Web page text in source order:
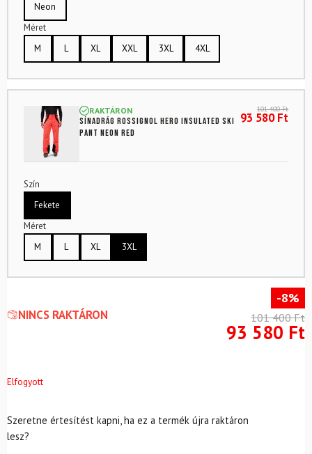
Neon
Méret
M
L XL XXL 3XL 4XL
RAKTÁRON
Sínadrág ROSSIGNOL Hero Insulated Ski
Pant Neon Red
101 400Ft
93 580Ft
Szín
Fekete
Méret
M
L XL 3XL
NINCS RAKTÁRON
-8%
101 400Ft
93 580 Ft
Elfogyott
Szeretne értesítést kapni, ha ez a termék újra raktáron
lesz?